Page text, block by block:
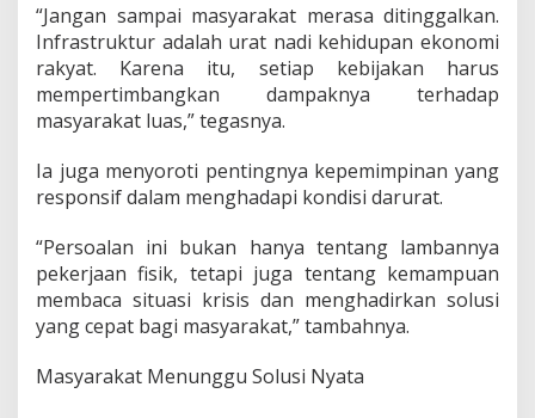
“Jangan sampai masyarakat merasa ditinggalkan.
Infrastruktur adalah urat nadi kehidupan ekonomi
rakyat. Karena itu, setiap kebijakan harus
mempertimbangkan dampaknya terhadap
masyarakat luas,” tegasnya.
Ia juga menyoroti pentingnya kepemimpinan yang
responsif dalam menghadapi kondisi darurat.
“Persoalan ini bukan hanya tentang lambannya
pekerjaan fisik, tetapi juga tentang kemampuan
membaca situasi krisis dan menghadirkan solusi
yang cepat bagi masyarakat,” tambahnya.
Masyarakat Menunggu Solusi Nyata